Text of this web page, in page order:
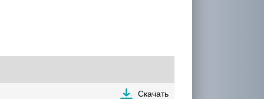
Скачать